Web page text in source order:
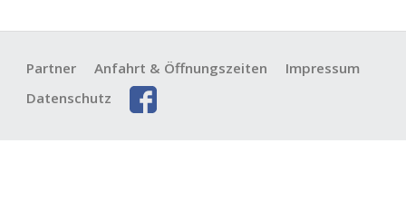
Partner Anfahrt & Öffnungszeiten
Impressum
Datenschutz